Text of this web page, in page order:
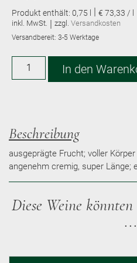
Produkt enthält: 0,75 l | € 73,33 / l
inkl. MwSt. | zzgl. Versandkosten
Versandbereit: 3-5 Werktage
In den
Beschreibung
ausgeprägte Frucht; voller
angenehm cremig, super Länge;
Diese Weine
...